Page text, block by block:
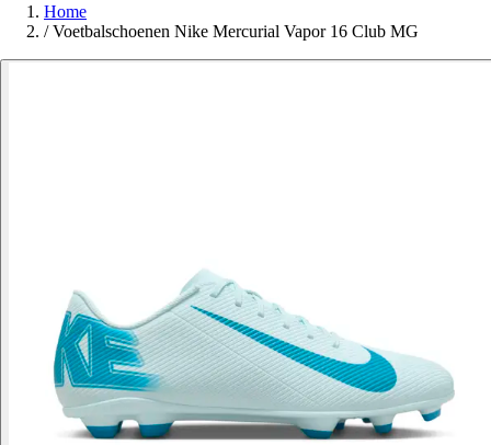
Home
/ Voetbalschoenen Nike Mercurial Vapor 16 Club MG